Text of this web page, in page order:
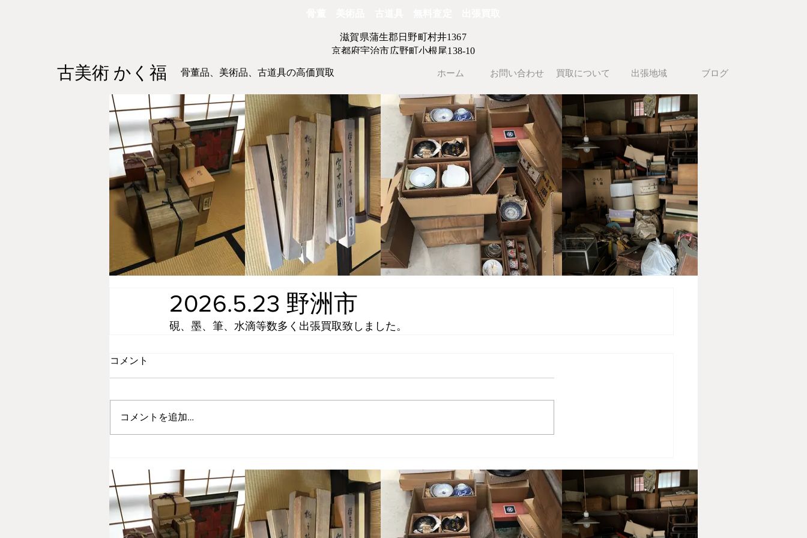
滋賀県蒲生郡日野町村井1367
京都府宇治市広野町小根尾138-10
古美術 かく福 骨董品、美術品、古道具の高価買取 ホーム お問い合わせ 買取について 出張地域 ブログ
2026.5.23 野洲市
硯、墨、筆、水滴等数多く出張買取致しました。
コメント
コメントを追加…